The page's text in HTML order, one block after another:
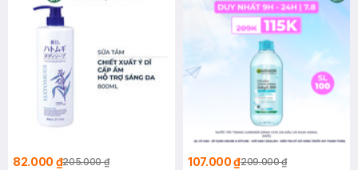
82.000 ₫205.000 ₫ 107.000 ₫209.000 ₫